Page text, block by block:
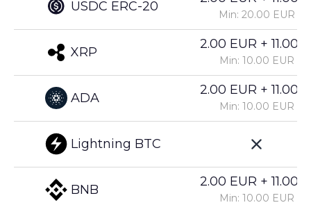
USDC ERC-20
XRP
ADA
Lightning BTC
BNB
Min: 20.00 EUR
2.00 EUR +
Min: 10.00 EUR
2.00 EUR +
Min: 10.00 EUR
2.00 EUR +
Min: 10.00 EUR